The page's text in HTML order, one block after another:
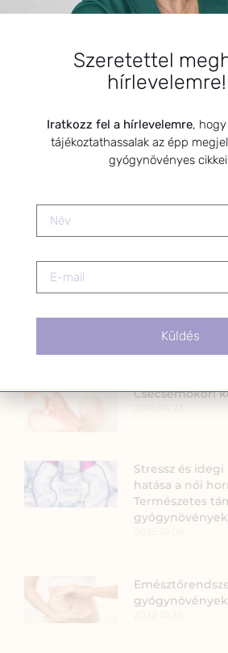
2021.01.01.
Csecsemőkori
2019.04.29.
Csecsemőkori
2019.04.23.
Stressz és
hatása a női
Természetes
Szeretettel
hírlevelemre!
Iratkozz fel a hírlevelemre,
tájékoztathassalak az épp
gyógynövényes
Küldés